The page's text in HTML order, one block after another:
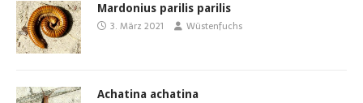
Mardonius parilis parilis
3. März 2021 Wüstenfuchs
Achatina achatina